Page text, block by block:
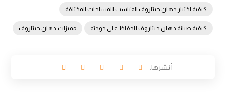
كيفية اختيار دهان جيتاروف المناسب للمساحات المختلفة
كيفية صيانة دهان جيتاروف للحفاظ على جودته مميزات دهان جيتاروف